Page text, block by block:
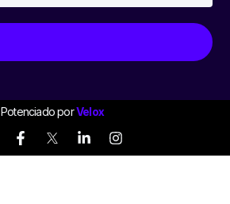
Potenciado porVelox